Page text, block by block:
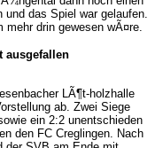
das Spiel war gelaufen.
mehr drin gewesen wÃ¤re.
ausgefallen
LÃ¶t-holzhalle
ab. Zwei Siege
ein 2:2 unentschieden
den FC Creglingen. Nach